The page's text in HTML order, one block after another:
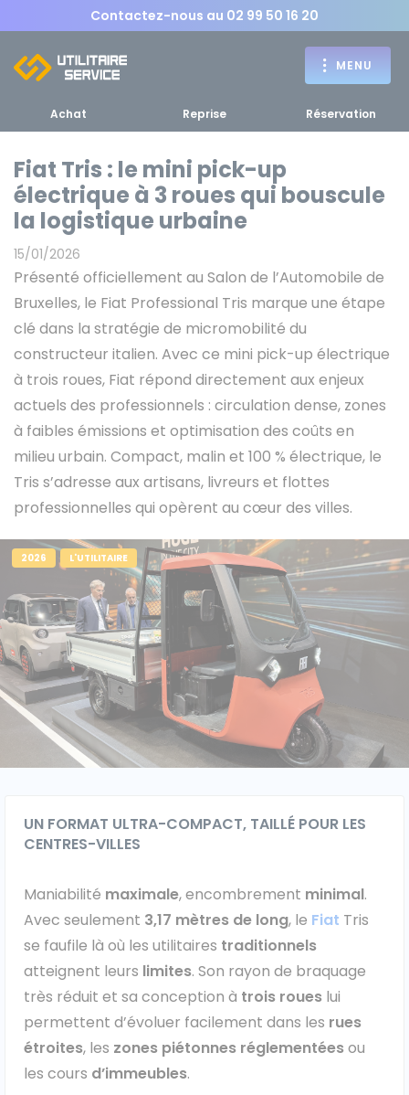
Contactez-nous au 02 99 50 16 20
MENU
MENU
Achat
Fourgons Camionnettes
Bennes, plateaux
spécifiques
Caisses grands volumes Frigorifiques
Minibus
Voitures de société et Pick-
up
MARQUES
Citroën
Fiat
Ford
Isuzu
Iveco
Maxus
Nissan
Peugeot
RETOUR MENU
Achat Reprise Réservation
Fiat Tris : le mini pick-up
électrique à 3 roues qui bouscule
la logistique urbaine
15/01/2026
Présenté officiellement au Salon de l’Automobile de
Bruxelles, le Fiat Professional Tris marque une étape
clé dans la stratégie de micromobilité du
constructeur italien. Avec ce mini pick-up électrique
à trois roues, Fiat répond directement aux enjeux
actuels des professionnels : circulation dense, zones
à faibles émissions et optimisation des coûts en
milieu urbain. Compact, malin et 100 % électrique, le
Tris s’adresse aux artisans, livreurs et flottes
professionnelles qui opèrent au cœur des villes.
2026 L'UTILITAIRE
UN FORMAT ULTRA-COMPACT, TAILLÉ POUR LES
CENTRES-VILLES
Maniabilité maximale, encombrement minimal.
Avec seulement 3,17 mètres de long, le Fiat Tris
se faufile là où les utilitaires traditionnels
atteignent leurs limites. Son rayon de braquage
très réduit et sa conception à trois roues lui
permettent d’évoluer facilement dans les rues
étroites, les zones piétonnes réglementéesou
les cours d’immeubles.